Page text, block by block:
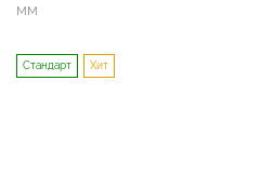
мм
Стандарт Хит